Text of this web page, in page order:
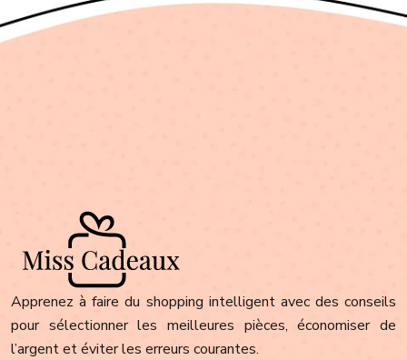
Apprenez à faire du shopping intelligent avec des conseils
pour sélectionner les meilleures pièces, économiser de
l’argent et éviter les erreurs courantes.